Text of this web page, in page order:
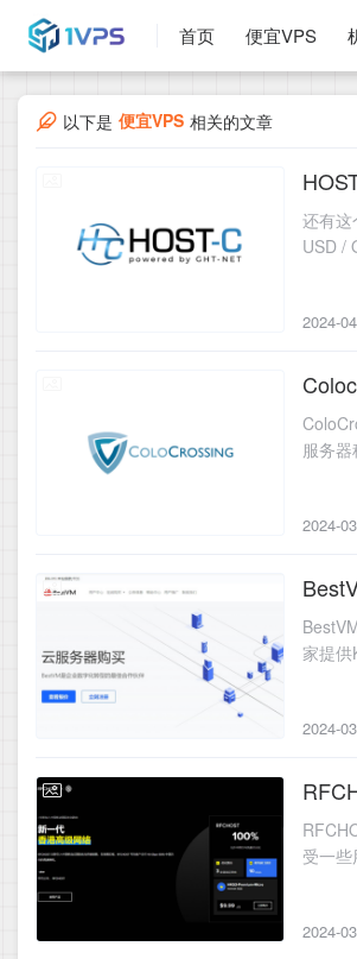
首页 便宜VPS
以下是 便宜VPS 相关的文章
2024-
还有
USD /
2024-
2024-
服务
2024-
2024-
家提
2024-
2024-
受一
2024-